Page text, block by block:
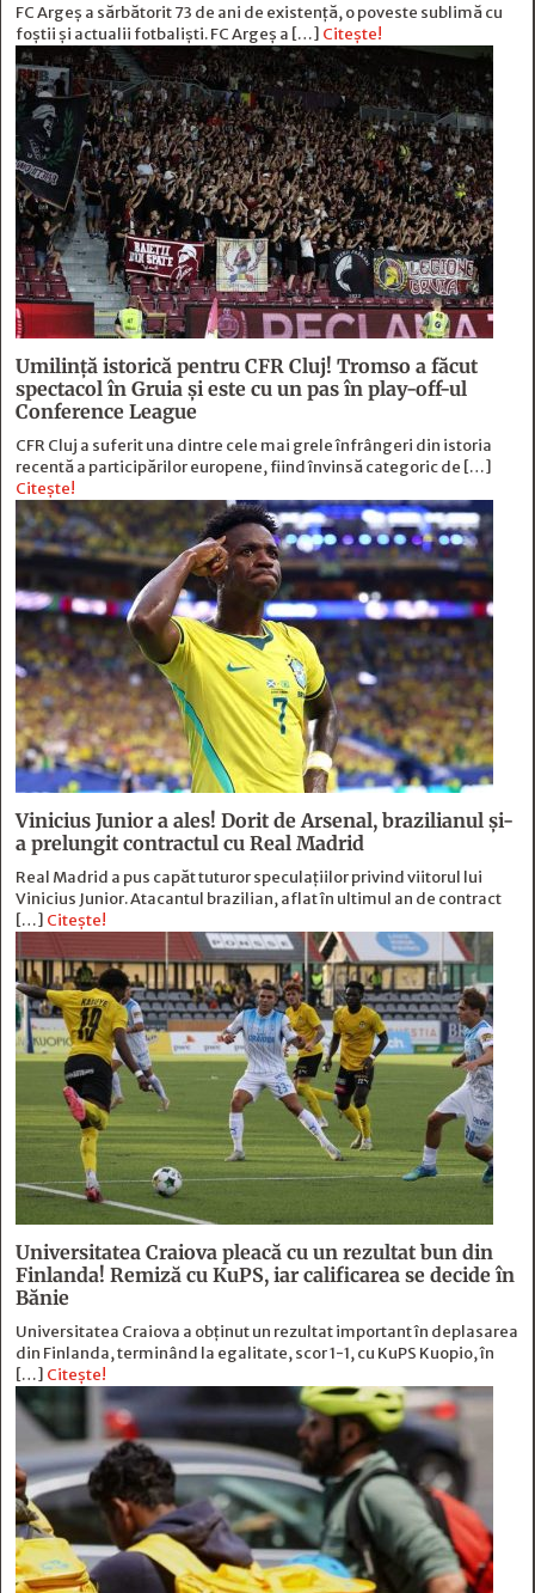
FC Argeș a sărbătorit 73 de ani de existență, o poveste sublimă cu
foștii și actualii fotbaliști. FC Argeș a […] Citește!
Umilință istorică pentru CFR Cluj! Tromso a făcut
spectacol în Gruia și este cu un pas în play-off-ul
Conference League
CFR Cluj a suferit una dintre cele mai grele înfrângeri din istoria
recentă a participărilor europene, fiind învinsă categoric de […]
Citește!
Vinicius Junior a ales! Dorit de Arsenal, brazilianul și-
a prelungit contractul cu Real Madrid
Real Madrid a pus capăt tuturor speculațiilor privind viitorul lui
Vinicius Junior. Atacantul brazilian, aflat în ultimul an de contract
[…] Citește!
Universitatea Craiova pleacă cu un rezultat bun din
Finlanda! Remiză cu KuPS, iar calificarea se decide în
Bănie
Universitatea Craiova a obținut un rezultat important în deplasarea
din Finlanda, terminând la egalitate, scor 1-1, cu KuPS Kuopio, în
[…] Citește!